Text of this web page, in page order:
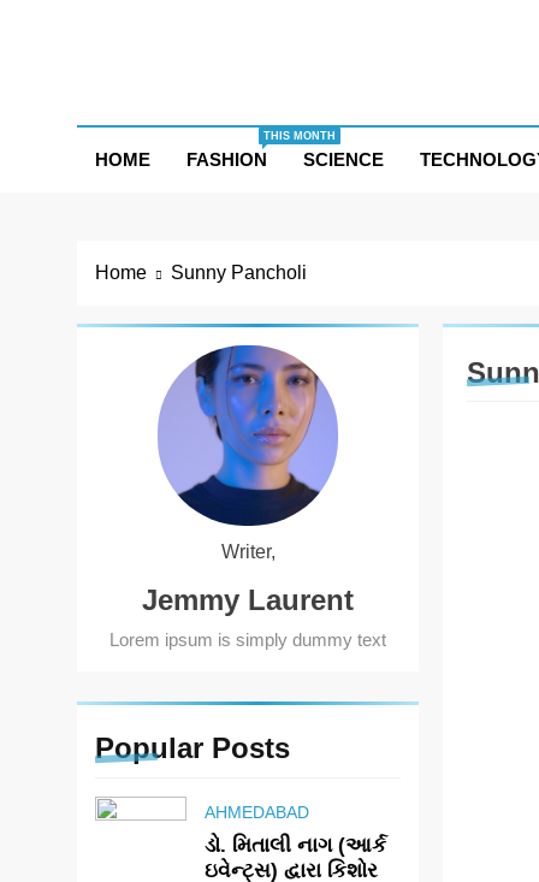
HOME FASHION
THIS MONTH
SCIENCE
Home Sunny Pancholi
Writer,
Jemmy Laurent
Lorem ipsum is simply dummy text
Popular Posts
AHMEDABAD
ડો. મિતાલી નાગ (આર્ક
ઇવેન્ટ્સ) દ્વારા કિશોર